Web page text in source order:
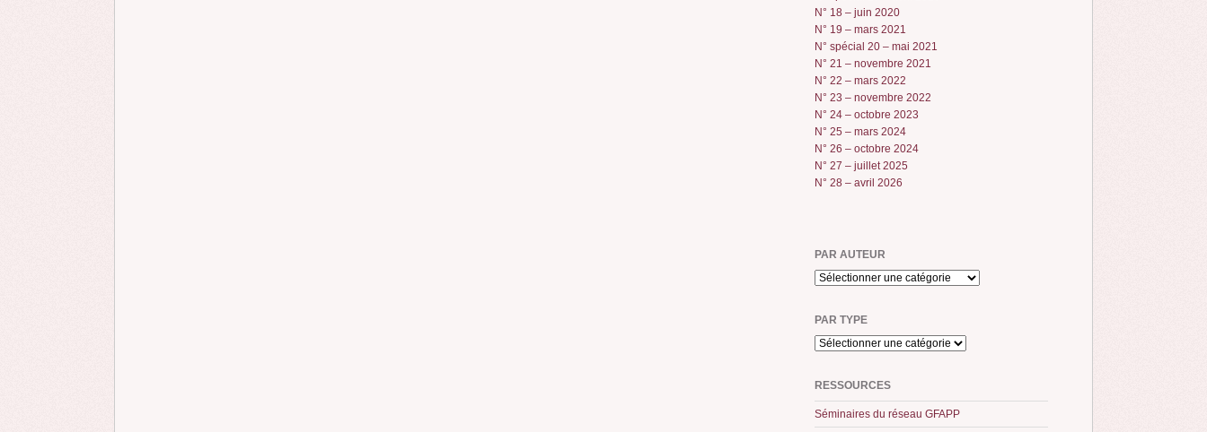
N° 18 – juin 2020
N° 19 – mars 2021
N° spécial 20 – mai 2021
N° 21 – novembre 2021
N° 22 – mars 2022
N° 23 – novembre 2022
N° 24 – octobre 2023
N° 25 – mars 2024
N° 26 – octobre 2024
N° 27 – juillet 2025
N° 28 – avril 2026
PAR AUTEUR
PAR TYPE
RESSOURCES
Séminaires du réseau GFAPP